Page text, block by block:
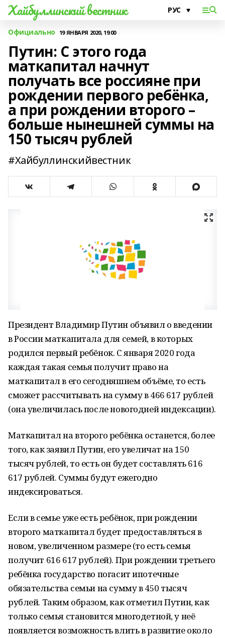
Хайбуллинский вестник
Официально 19 ЯНВАРЯ 2020, 19:00
Путин: С этого года
маткапитал начнут
получать все россияне при
рождении первого ребёнка,
а при рождении второго –
больше нынешней суммы на
150 тысяч рублей
#Хайбуллинскийвестник
Президент Владимир Путин объявил о введении
в России маткапитала для семей, в которых
родился первый ребёнок. С января 2020 года
каждая такая семья получит право на
маткапитал в его сегодняшнем объёме, то есть
сможет рассчитывать на сумму в 466 617 рублей
(она увеличилась после новогодней индексации).
Маткапитал на второго ребёнка останется, более
того, как заявил Путин, его увеличат на 150
тысяч рублей, то есть он будет составлять 616
617 рублей. Суммы будут ежегодно
индексироваться.
Если в семье уже есть ребёнок, при рождении
второго маткапитал будет предоставляться в
новом, увеличенном размере (то есть семья
получит 616 617 рублей). При рождении третьего
ребёнка государство погасит ипотечные
обязательства семьи на сумму в 450 тысяч
рублей. Таким образом, как отметил Путин, как
только семья становится многодетной, у неё
появляется возможность влить в развитие около